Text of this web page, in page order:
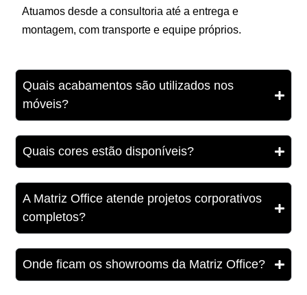
Atuamos desde a consultoria até a entrega e
montagem, com transporte e equipe próprios.
Quais acabamentos são utilizados nos
móveis?
Quais cores estão disponíveis?
A Matriz Office atende projetos corporativos
completos?
Onde ficam os showrooms da Matriz Office?